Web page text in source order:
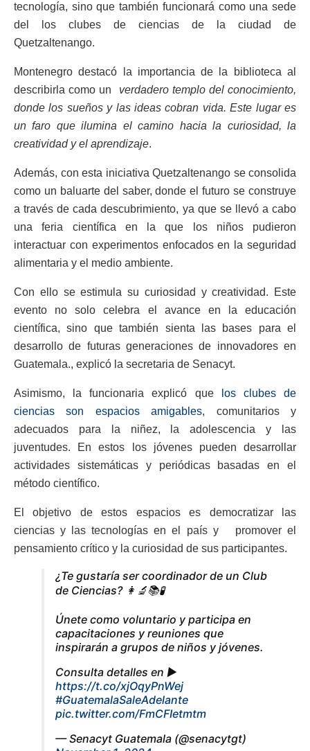
tecnología, sino que también funcionará como una sede
del los clubes de ciencias de la ciudad de
Quetzaltenango.
Montenegro destacó la importancia de la biblioteca al
describirla como un verdadero templo del conocimiento,
donde los sueños y las ideas cobran vida. Este lugar es
un faro que ilumina el camino hacia la curiosidad, la
creatividad y el aprendizaje.
Además, con esta iniciativa Quetzaltenango se consolida
como un baluarte del saber, donde el futuro se construye
a través de cada descubrimiento, ya que se llevó a cabo
una feria científica en la que los niños pudieron
interactuar con experimentos enfocados en la seguridad
alimentaria y el medio ambiente.
Con ello se estimula su curiosidad y creatividad. Este
evento no solo celebra el avance en la educación
científica, sino que también sienta las bases para el
desarrollo de futuras generaciones de innovadores en
Guatemala., explicó la secretaria de Senacyt.
Asimismo, la funcionaria explicó que
los clubes de
ciencias son espacios amigables, comunitarios y
adecuados para la niñez, la adolescencia y las
juventudes. En estos los jóvenes pueden desarrollar
actividades sistemáticas y periódicas basadas en el
método científico.
El objetivo de estos espacios es democratizar las
ciencias y las tecnologías en el país y promover el
pensamiento crítico y la curiosidad de sus participantes.
¿Te gustaría ser coordinador de un Club
de Ciencias? 👩‍🔬📚🧪
Únete como voluntario y participa en
capacitaciones y reuniones que
inspirarán a grupos de niños y jóvenes.
Consulta detalles en ▶️
https://t.co/xjOqyPnWej
#GuatemalaSaleAdelante
pic.twitter.com/FmCFIetmtm
— Senacyt Guatemala (@senacytgt)